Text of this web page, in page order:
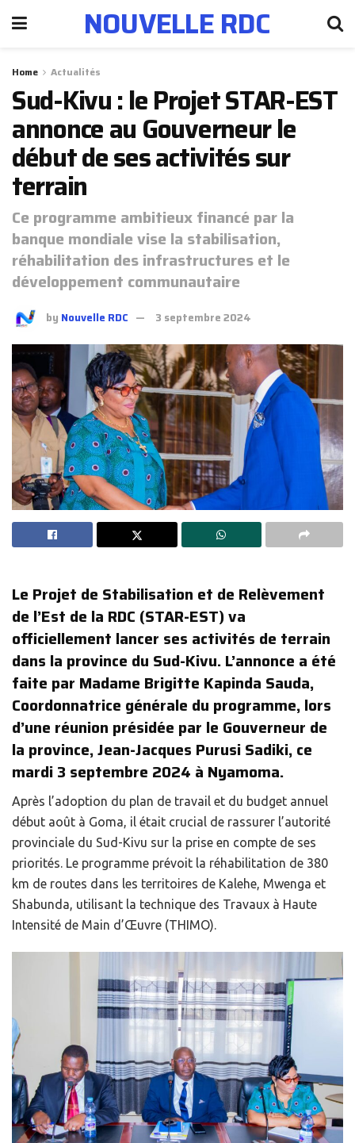
NOUVELLE RDC
Home Actualités
Sud-Kivu : le Projet STAR-EST
annonce au Gouverneur le
début de ses activités sur
terrain
Ce programme ambitieux financé par la
banque mondiale vise la stabilisation,
réhabilitation des infrastructures et le
développement communautaire
by Nouvelle RDC 3 septembre 2024
Le Projet de Stabilisation et de Relèvement
de l’Est de la RDC (STAR-EST) va
officiellement lancer ses activités de terrain
dans la province du Sud-Kivu. L’annonce a été
faite par Madame Brigitte Kapinda Sauda,
Coordonnatrice générale du programme, lors
d’une réunion présidée par le Gouverneur de
la province, Jean-Jacques Purusi Sadiki, ce
mardi 3 septembre 2024 à Nyamoma.
Après l’adoption du plan de travail et du budget annuel
début août à Goma, il était crucial de rassurer l’autorité
provinciale du Sud-Kivu sur la prise en compte de ses
priorités. Le programme prévoit la réhabilitation de 380
km de routes dans les territoires de Kalehe, Mwenga et
Shabunda, utilisant la technique des Travaux à Haute
Intensité de Main d’Œuvre (THIMO).